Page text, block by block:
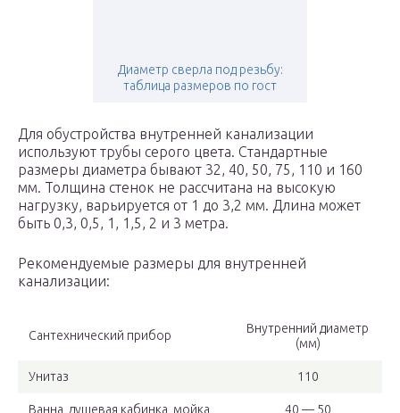
Диаметр сверла под резьбу:
таблица размеров по гост
Для обустройства внутренней канализации
используют трубы серого цвета. Стандартные
размеры диаметра бывают 32, 40, 50, 75, 110 и 160
мм. Толщина стенок не рассчитана на высокую
нагрузку, варьируется от 1 до 3,2 мм. Длина может
быть 0,3, 0,5, 1, 1,5, 2 и 3 метра.
Рекомендуемые размеры для внутренней
канализации:
Сантехнический прибор
Внутренний диаметр
(мм)
Унитаз 110
Ванна, душевая кабинка, мойка 40 — 50